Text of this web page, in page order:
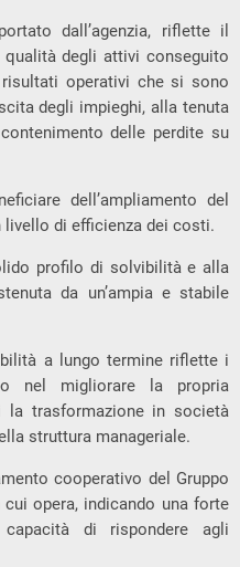
dall’agenzia, riflette il
degli attivi conseguito
operativi che si sono
degli impieghi, alla tenuta
delle perdite su
dell’ampliamento del
livello di efficienza dei costi.
profilo di solvibilità e alla
da un’ampia e stabile
a lungo termine riflette i
nel migliorare la propria
la trasformazione in società
struttura manageriale.
cooperativo del Gruppo
opera, indicando una forte
di rispondere agli